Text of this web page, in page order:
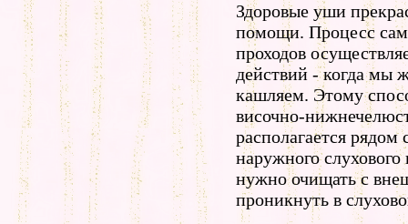
Здоровые уши
помощи. Процесс
проходов
действий - когда мы
кашляем. Этому
височно-
располагается рядом
наружного
нужно очищать с
проникнуть в